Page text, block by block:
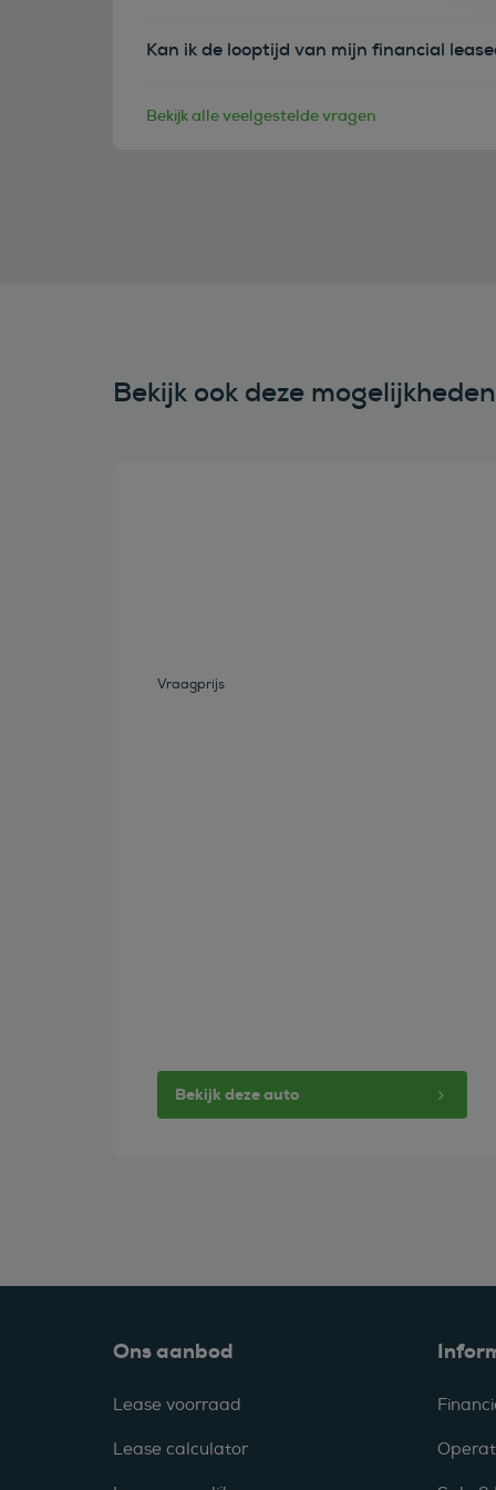
Kan ik de looptijd van mijn financial
Bekijk alle veelgestelde vragen
Bekijk ook deze
Vraagprijs
Bekijk deze auto
Ons aanbod
Lease voorraad
Lease calculator